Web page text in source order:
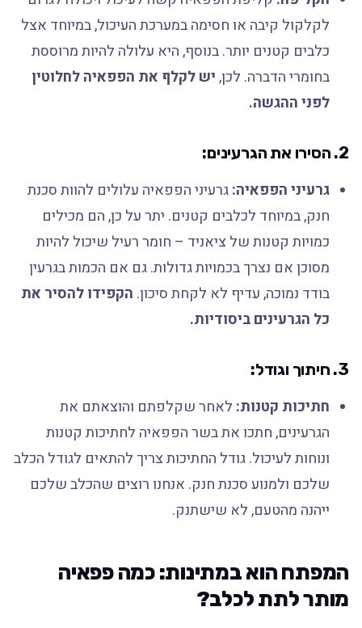
לקלקול קיבה או חסימה במערכת העיכול, במיוחד אצל
כלבים קטנים יותר. בנוסף, היא עלולה להיות מרוססת
בחומרי הדברה. לכן,יש לקלף את הפפאיה לחלוטין
לפני ההגשה.
2. הסירו את הגרעינים:
גרעיני הפפאיה:גרעיני הפפאיה עלולים להוות סכנת
חנק, במיוחד לכלבים קטנים. יתר על כן, הם מכילים
כמויות קטנות של ציאניד – חומר רעיל שיכול להיות
מסוכן אם נצרך בכמויות גדולות. גם אם הכמות בגרעין
בודד נמוכה, עדיף לא לקחת סיכון.הקפידו להסיר את
כל הגרעינים ביסודיות.
3. חיתוך וגודל:
חתיכות קטנות:לאחר שקלפתם והוצאתם את
הגרעינים, חתכו את בשר הפפאיה לחתיכות קטנות
ונוחות לעיכול. גודל החתיכות צריך להתאים לגודל הכלב
שלכם ולמנוע סכנת חנק. אנחנו רוצים שהכלב שלכם
ייהנה מהטעם, לא שישתנק.
המפתח הוא במתינות: כמה פפאיה
מותר לתת לכלב?